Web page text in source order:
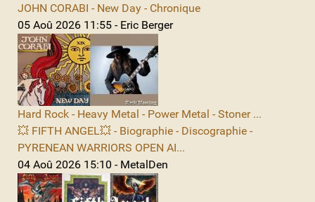
JOHN CORABI - New Day - Chronique
05 Aoû 2026 11:55 - Eric Berger
Hard Rock - Heavy Metal - Power Metal - Stoner ...
💥 FIFTH ANGEL💥 - Biographie - Discographie -
PYRENEAN WARRIORS OPEN AI...
04 Aoû 2026 15:10 - MetalDen